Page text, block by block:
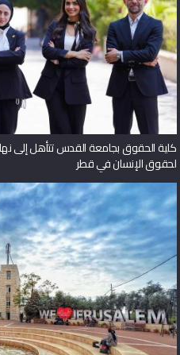
كلية الحقوق بجامعة القدس تتأهل إلى
لحقوق الإنسان في قطر